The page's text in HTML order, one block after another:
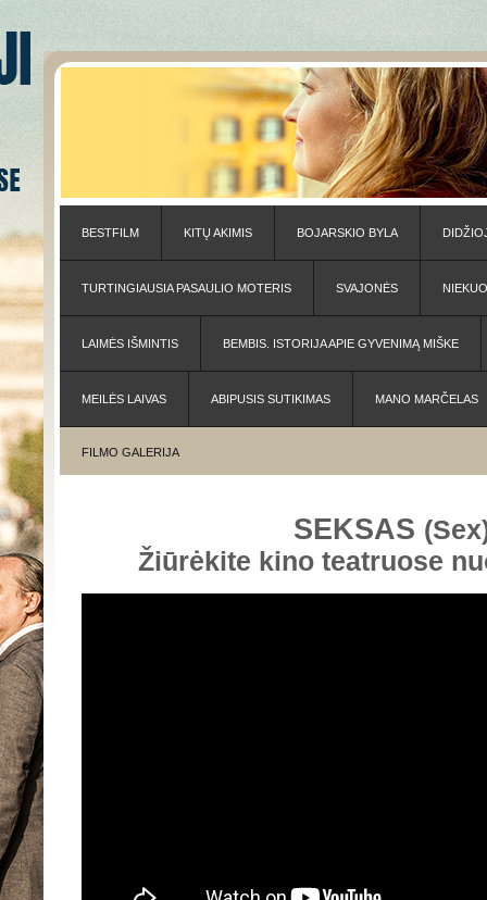
BESTFILM KITŲ AKIMIS BOJARSKIO BYLA
TURTINGIAUSIA PASAULIO MOTERIS SVAJONĖS
LAIMĖS IŠMINTIS BEMBIS. ISTORIJA APIE GYVENIMĄ MIŠKE
MEILĖS LAIVAS ABIPUSIS SUTIKIMAS MANO MARČELAS
FILMO GALERIJA
SEKSAS
Žiūrėkite kino teatruose